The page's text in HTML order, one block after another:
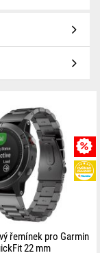
řemínek pro Garmin
22 mm